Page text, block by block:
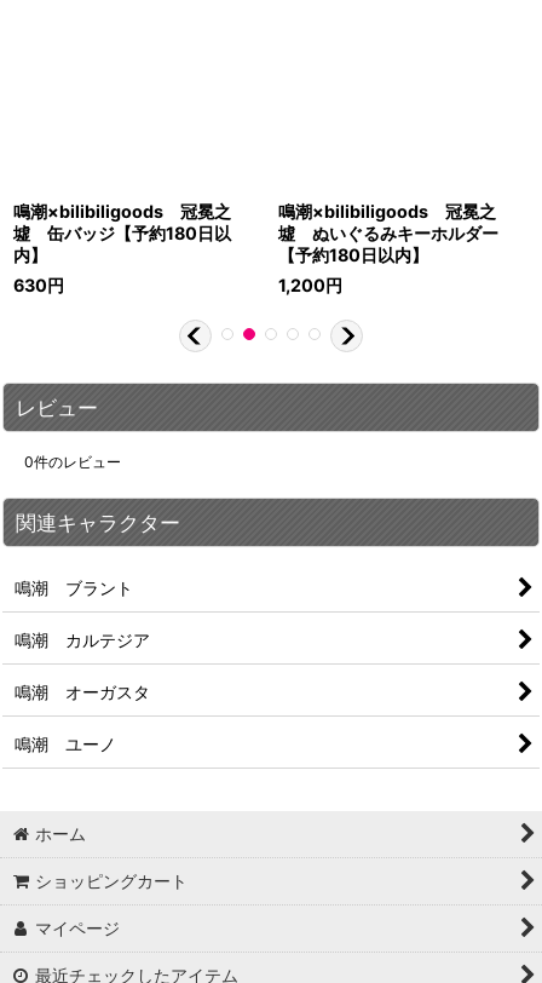
鳴潮×bilibiligoods 冠冕之
墟 缶バッジ【予約180日以
内】
630円
鳴潮×bilibiligoods 冠冕之
墟 ぬいぐるみキーホルダー
【予約180日以内】
1,200円
レビュー
0件のレビュー
関連キャラクター
鳴潮 ブラント
鳴潮 カルテジア
鳴潮 オーガスタ
鳴潮 ユーノ
ホーム
ショッピングカート
マイページ
最近チェックしたアイテム